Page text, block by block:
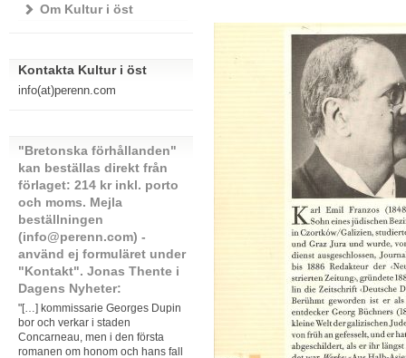
Om Kultur i öst
Kontakta Kultur i öst
info(at)perenn.com
"Bretonska förhållanden"
kan beställas direkt från
förlaget: 214 kr inkl. porto
och moms. Mejla
beställningen
(info@perenn.com) -
använd ej formuläret under
"Kontakt". Jonas Thente i
Dagens Nyheter:
"[…] kommissarie Georges Dupin
bor och verkar i staden
Concarneau, men i den första
romanen om honom och hans fall